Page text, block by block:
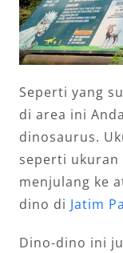
Seperti yang
di area ini
dinosaurus.
seperti ukuran
menjulang ke
dino di Jatim
Dino-dino ini